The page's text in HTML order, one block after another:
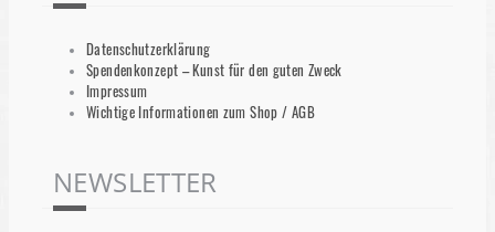
Datenschutzerklärung
Spendenkonzept – Kunst für den guten Zweck
Impressum
Wichtige Informationen zum Shop / AGB
NEWSLETTER